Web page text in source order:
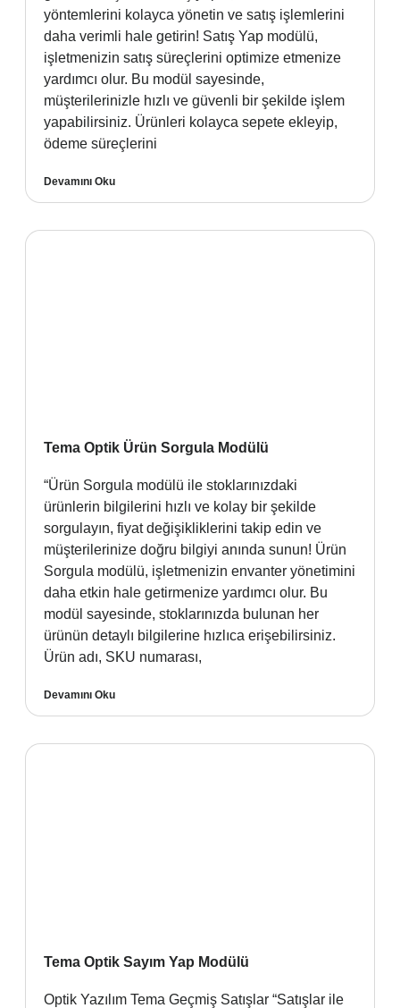
yöntemlerini kolayca yönetin ve satış işlemlerini
daha verimli hale getirin! Satış Yap modülü,
işletmenizin satış süreçlerini optimize etmenize
yardımcı olur. Bu modül sayesinde,
müşterilerinizle hızlı ve güvenli bir şekilde işlem
yapabilirsiniz. Ürünleri kolayca sepete ekleyip,
ödeme süreçlerini
Devamını Oku
Tema Optik Ürün Sorgula Modülü
“Ürün Sorgula modülü ile stoklarınızdaki
ürünlerin bilgilerini hızlı ve kolay bir şekilde
sorgulayın, fiyat değişikliklerini takip edin ve
müşterilerinize doğru bilgiyi anında sunun! Ürün
Sorgula modülü, işletmenizin envanter yönetimini
daha etkin hale getirmenize yardımcı olur. Bu
modül sayesinde, stoklarınızda bulunan her
ürünün detaylı bilgilerine hızlıca erişebilirsiniz.
Ürün adı, SKU numarası,
Devamını Oku
Tema Optik Sayım Yap Modülü
Optik Yazılım Tema Geçmiş Satışlar “Satışlar ile